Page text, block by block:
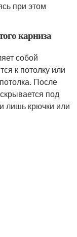
при этом
карниза
собой
к потолку или
После
под
лишь крючки или